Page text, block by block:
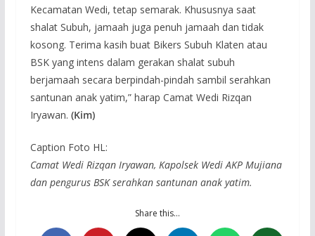
Kecamatan Wedi, tetap semarak. Khususnya saat
shalat Subuh, jamaah juga penuh jamaah dan tidak
kosong. Terima kasih buat Bikers Subuh Klaten atau
BSK yang intens dalam gerakan shalat subuh
berjamaah secara berpindah-pindah sambil serahkan
santunan anak yatim,” harap Camat Wedi Rizqan
Iryawan. (Kim)
Caption Foto HL:
Camat Wedi Rizqan Iryawan, Kapolsek Wedi AKP Mujiana
dan pengurus BSK serahkan santunan anak yatim.
Share this…